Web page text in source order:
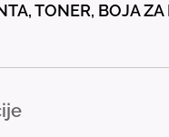
TONER, BOJA ZA